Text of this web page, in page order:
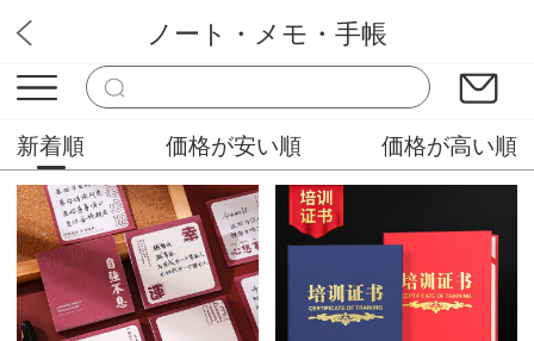
Cｈ文房
ノート・メモ・手帳
新着順 価格が安い順 価格が高い順